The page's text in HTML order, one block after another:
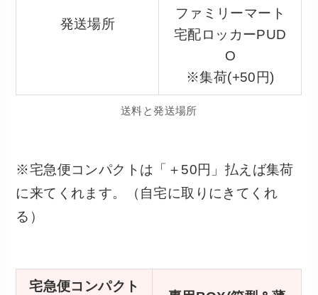
発送場所
ファミリーマート
宅配ロッカーPUD
O
※集荷(+50円)
送料と発送場所
※宅急便コンパクトは「＋50円」払えば集荷
に来てくれます。（自宅に取りにきてくれ
る）
宅急便コンパクト